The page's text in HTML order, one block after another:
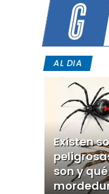
AL DIA
Existen
son y